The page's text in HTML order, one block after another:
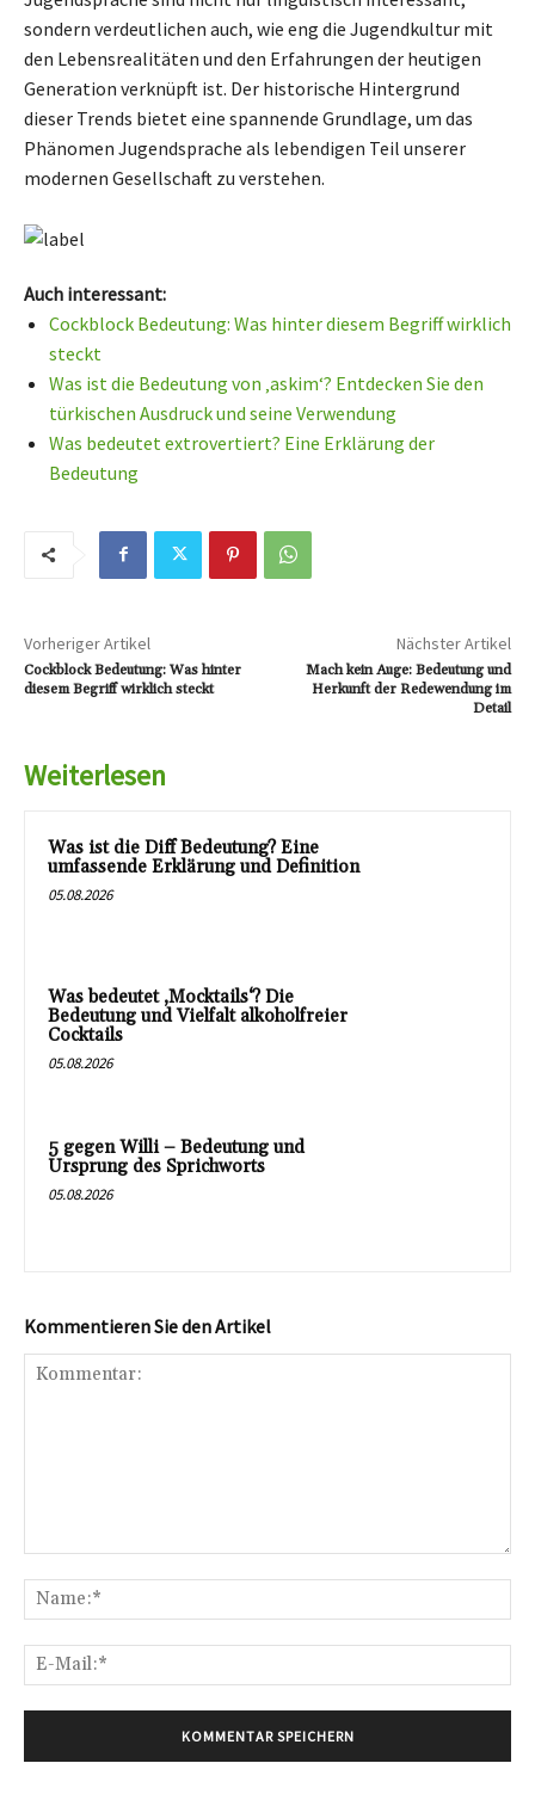
sondern verdeutlichen auch, wie eng die Jugendkultur mit
den Lebensrealitäten und den Erfahrungen der heutigen
Generation verknüpft ist. Der historische Hintergrund
dieser Trends bietet eine spannende Grundlage, um das
Phänomen Jugendsprache als lebendigen Teil unserer
modernen Gesellschaft zu verstehen.
Auch interessant:
Cockblock Bedeutung: Was hinter diesem Begriff wirklich
steckt
Was ist die Bedeutung von ‚askim‘? Entdecken Sie den
türkischen Ausdruck und seine Verwendung
Was bedeutet extrovertiert? Eine Erklärung der
Bedeutung
Vorheriger Artikel
Cockblock Bedeutung: Was hinter
diesem Begriff wirklich steckt
Nächster Artikel
Mach kein Auge: Bedeutung und
Herkunft der Redewendung im
Detail
Weiterlesen
Was ist die Diff Bedeutung? Eine
umfassende Erklärung und Definition
05.08.2026
Was bedeutet ‚Mocktails‘? Die
Bedeutung und Vielfalt alkoholfreier
Cocktails
05.08.2026
5 gegen Willi – Bedeutung und
Ursprung des Sprichworts
05.08.2026
Kommentieren Sie den Artikel